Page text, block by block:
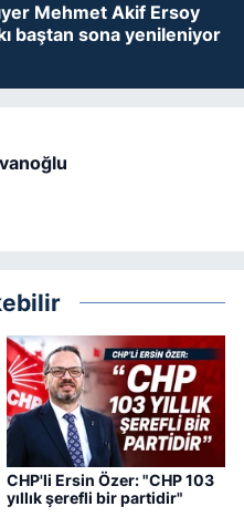
Mehmet Akif Ersoy
baştan sona yenileniyor
CHP'li Ersin Özer: "CHP 103
yıllık şerefli bir partidir"